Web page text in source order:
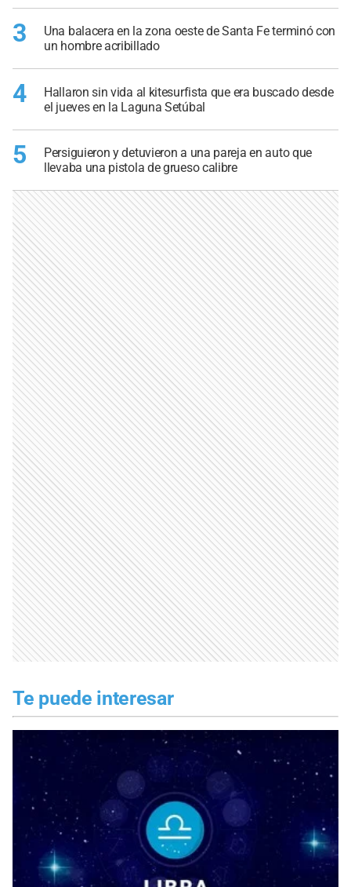
3
Una balacera en la zona oeste de Santa Fe terminó con
un hombre acribillado
4
Hallaron sin vida al kitesurfista que era buscado desde
el jueves en la Laguna Setúbal
5
Persiguieron y detuvieron a una pareja en auto que
llevaba una pistola de grueso calibre
Te puede interesar